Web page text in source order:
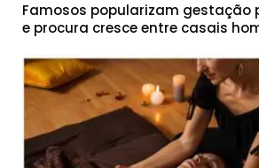
Famosos popularizam gestação
e procura cresce entre casais